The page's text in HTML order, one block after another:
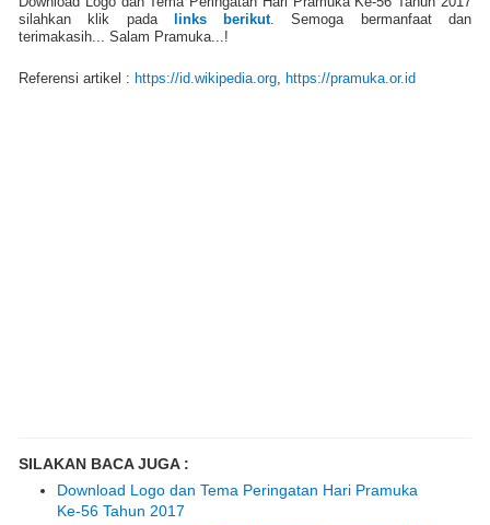
silahkan klik pada links berikut. Semoga bermanfaat dan
terimakasih... Salam Pramuka...!
Referensi artikel : https://id.wikipedia.org https://pramuka.or.id
SILAKAN BACA JUGA :
Download Logo dan Tema Peringatan Hari Pramuka
Ke-56 Tahun 2017